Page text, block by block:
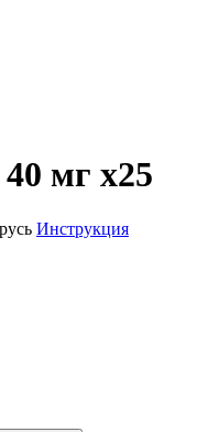
мг x25
Инструкция